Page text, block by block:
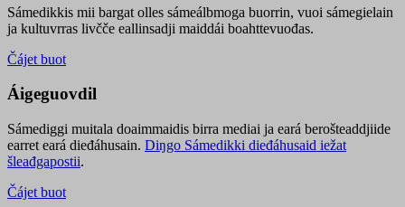
Sámedikkis mii bargat olles sámeálbmoga buorrin, vuoi sámegielain
ja kultuvrras livčče eallinsadji maiddái boahttevuođas.
Čájet buot
Áigeguovdil
Sámediggi muitala doaimmaidis birra mediai ja eará berošteaddjiide
earret eará dieđáhusain. Diŋgo Sámedikki dieđáhusaid iežat
šleađgapostii.
Čájet buot